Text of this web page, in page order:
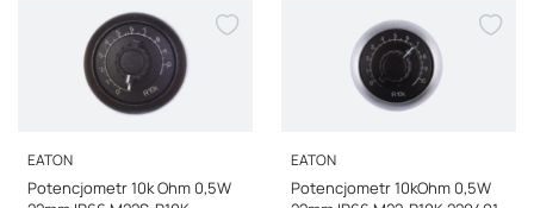
PRODUCENT
EATON
Potencjometr 10k Ohm 0,5W
PRODUCENT
EATON
Potencjometr 10kOhm 0,5W